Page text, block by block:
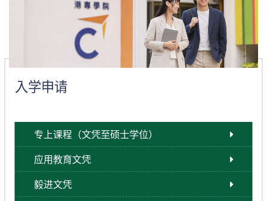
入学申请
专上课程（文凭至硕士学位）
应用教育文凭
毅进文凭